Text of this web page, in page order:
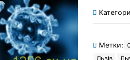
Метки:
Львів